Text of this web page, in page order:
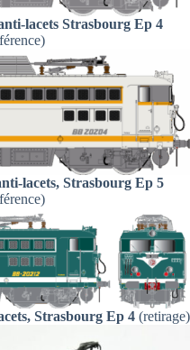
lacets Strasbourg Ep 4
lacets, Strasbourg Ep 5
Strasbourg Ep 4 (retirage)